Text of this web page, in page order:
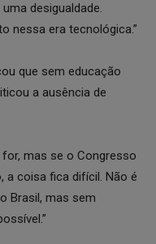
desigualdade.
nessa era tecnológica.”
que sem educação
a ausência de
mas se o Congresso
coisa fica difícil. Não é
Brasil, mas sem